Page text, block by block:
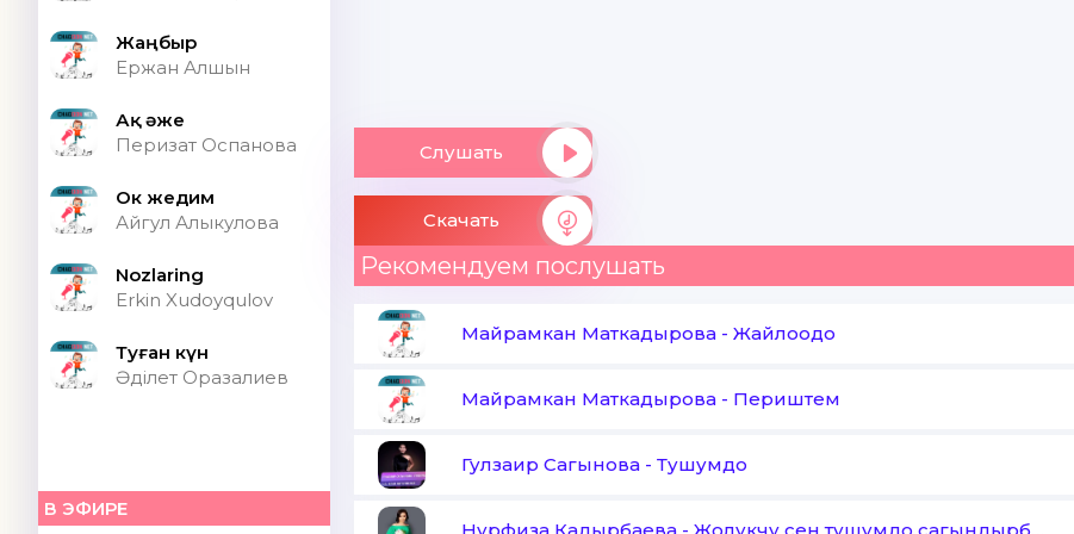
Жаңбыр
Ержан Алшын
Ақ әже
Перизат Оспанова
Ок жедим
Айгул Алыкулова
Nozlaring
Erkin Xudoyqulov
Туған күн
Әділет Оразалиев
В ЭФИРЕ
Слушать
Скачать
Рекомендуем послушать
Майрамкан Маткадырова - Жайлоодо
Майрамкан Маткадырова - Периштем
Гулзаир Сагынова - Тушумдо